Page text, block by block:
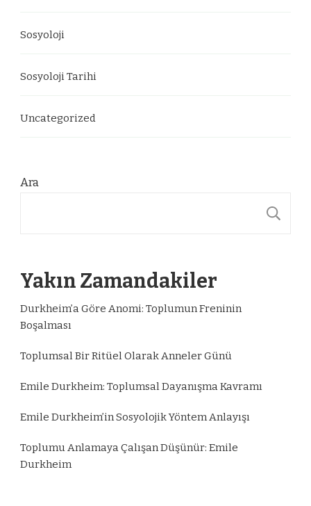
Sosyoloji
Sosyoloji Tarihi
Uncategorized
Ara
Yakın Zamandakiler
Durkheim’a Göre Anomi: Toplumun Freninin
Boşalması
Toplumsal Bir Ritüel Olarak Anneler Günü
Emile Durkheim: Toplumsal Dayanışma Kavramı
Emile Durkheim’in Sosyolojik Yöntem Anlayışı
Toplumu Anlamaya Çalışan Düşünür: Emile
Durkheim